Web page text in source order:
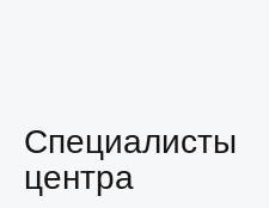
Специалисты
центра